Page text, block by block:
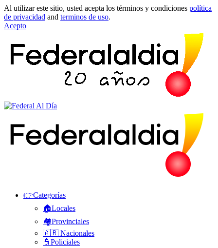
Al utilizar este sitio, usted acepta los términos y condiciones política
de privacidad and terminos de uso.
Acepto
👉Categorías
🏠Locales
🏘️Provinciales
🇦🇷 Nacionales
👮Policiales